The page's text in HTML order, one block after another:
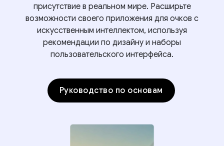
присутствие в реальном мире. Расширьте
возможности своего приложения для очков с
искусственным интеллектом, используя
рекомендации по дизайну и наборы
пользовательского интерфейса.
Руководство по основам